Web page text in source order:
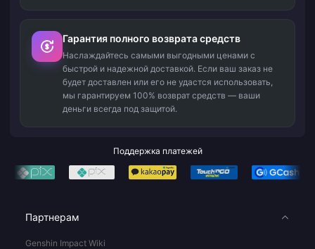
Гарантия полного возврата средств
Наслаждайтесь самыми выгодными ценами с
быстрой и надежной доставкой. Если ваш заказ не
будет доставлен или его не удастся использовать,
мы гарантируем 100% возврат средств — ваши
деньги всегда под защитой.
Поддержка платежей
Партнерам
Genshin Impact Wiki